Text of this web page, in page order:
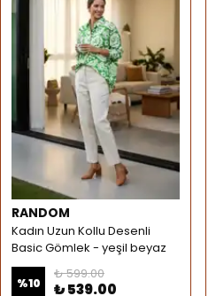
RANDOM
Kadın Uzun Kollu Desenli
Basic Gömlek - yeşil beyaz
%10
₺ 599.00
₺ 539.00